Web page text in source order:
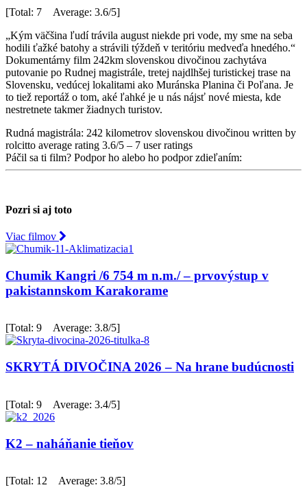
[Total: 7 Average: 3.6/5]
„Kým väčšina ľudí trávila august niekde pri vode, my sme na seba
hodili ťažké batohy a strávili týždeň v teritóriu medveďa hnedého.“
Dokumentárny film 242km slovenskou divočinou zachytáva
putovanie po Rudnej magistrále, tretej najdlhšej turistickej trase na
Slovensku, vedúcej lokalitami ako Muránska Planina či Poľana. Je
to tiež reportáž o tom, aké ľahké je u nás nájsť nové miesta, kde
nestretnete takmer žiadnych turistov.
Rudná magistrála: 242 kilometrov slovenskou divočinou written by
rolcitto average rating 3.6/5 – 7 user ratings
Páčil sa ti film? Podpor ho alebo ho podpor zdieľaním:
Pozri si aj toto
Viac filmov
Chumik Kangri /6 754 m n.m./ – prvovýstup v
pakistannskom Karakorame
[Total: 9 Average: 3.8/5]
SKRYTÁ DIVOČINA 2026 – Na hrane budúcnosti
[Total: 9 Average: 3.4/5]
K2 – naháňanie tieňov
[Total: 12 Average: 3.8/5]